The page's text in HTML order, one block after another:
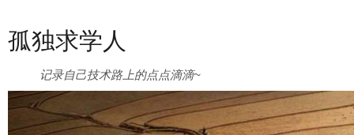
孤独求学人
记录自己技术路上的点点滴滴~